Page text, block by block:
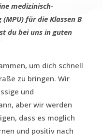
medizinisch-
für die Klassen B
du bei uns in guten
um dich schnell
zu bringen. Wir
und
aber wir werden
dass es möglich
und positiv nach